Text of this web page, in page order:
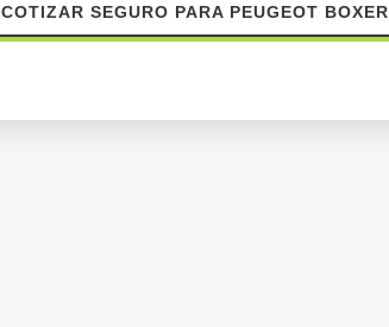
COTIZAR SEGURO PARA PEUGEOT BOXER